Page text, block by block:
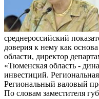
среднероссийский
доверия к нему как
области, директор
«Тюменская область -
инвестиций.
Региональный валовый
По словам заместителя